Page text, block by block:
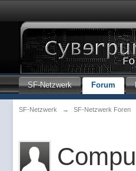
SF-Netzwerk Forum
SF-Netzwerk → SF-Netzwerk Foren